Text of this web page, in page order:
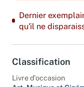
Dernier
qu'il ne
Classification
Livre d'occasion